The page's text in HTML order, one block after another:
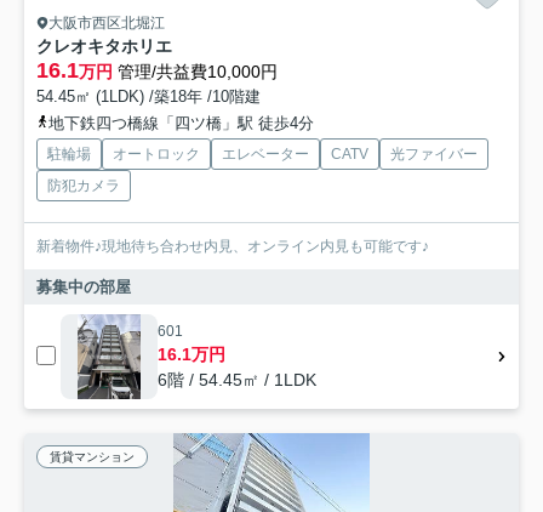
大阪市西区北堀江
クレオキタホリエ
16.1万円 管理/共益費10,000円
54.45㎡ (1LDK) /築18年 /10階建
地下鉄四つ橋線「四ツ橋」駅 徒歩4分
駐輪場 オートロック エレベーター CATV
光ファイバー
防犯カメラ
新着物件♪現地待ち合わせ内見、オンライン内見も可能です♪
募集中の部屋
601
16.1万円
6階 / 54.45㎡ / 1LDK
賃貸マンション